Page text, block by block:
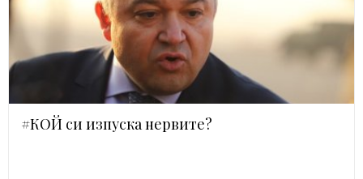
#КОЙ си изпуска нервите?